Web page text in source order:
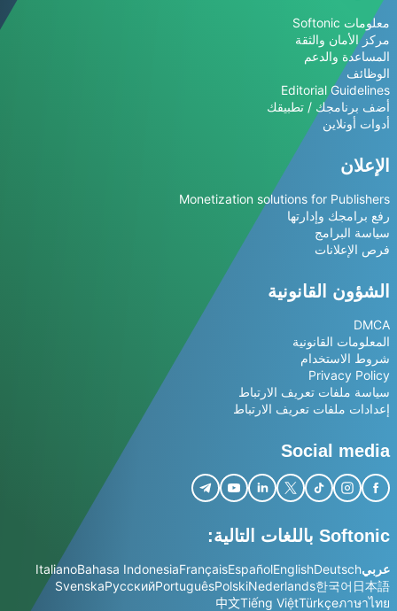
معلومات Softonic
مركز الأمان والثقة
المساعدة والدعم
الوظائف
Editorial Guidelines
أضف برنامجك / تطبيقك
أدوات أونلاين
الإعلان
Monetization solutions for Publishers
رفع برامجك وإدارتها
سياسة البرامج
فرص الإعلانات
الشؤون القانونية
DMCA
المعلومات القانونية
شروط الاستخدام
Privacy Policy
سياسة ملفات تعريف الارتباط
إعدادات ملفات تعريف الارتباط
Social media
Softonic باللغات التالية:
عربيDeutsch
English
Español
Français
Bahasa Indonesia
Italiano
日本語
한국어
Nederlands
Polski
Português
Русский
Svenska
ภาษาไทย
Türkçe
Tiếng Việt
中文